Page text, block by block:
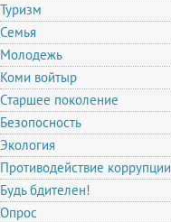
Туризм
Семья
Молодежь
Коми войтыр
Старшее поколение
Безопосность
Экология
Противодействие коррупции
Будь бдителен!
Опрос